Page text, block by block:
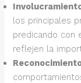
los principales
predicando con
reflejen la